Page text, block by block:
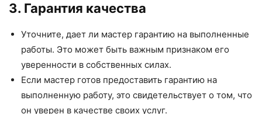
3. Гарантия качества
Уточните, дает ли мастер гарантию на выполненные
работы. Это может быть важным признаком его
уверенности в собственных силах.
Если мастер готов предоставить гарантию на
выполненную работу, это свидетельствует о том, что
он уверен в качестве своих услуг.